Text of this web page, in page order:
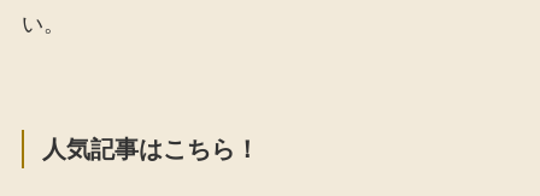
い。
人気記事はこちら！